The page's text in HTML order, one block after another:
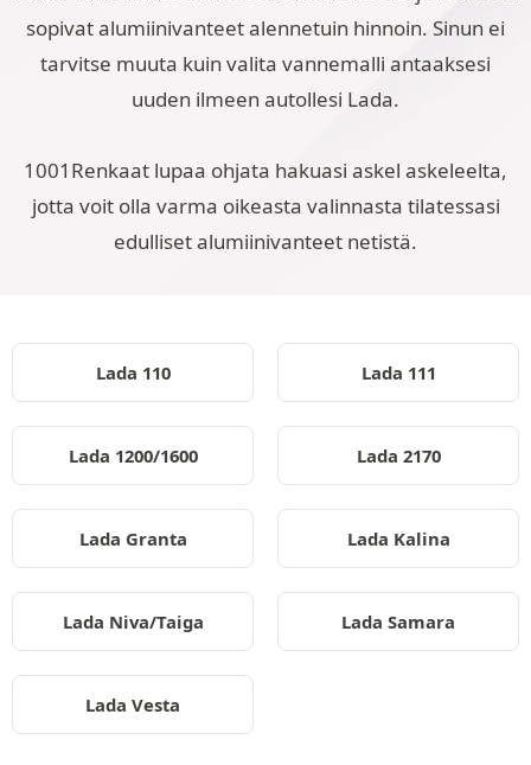
sopivat alumiinivanteet alennetuin hinnoin. Sinun ei
tarvitse muuta kuin valita vannemalli antaaksesi
uuden ilmeen autollesi Lada.
1001Renkaat lupaa ohjata hakuasi askel askeleelta,
jotta voit olla varma oikeasta valinnasta tilatessasi
edulliset alumiinivanteet netistä.
Lada 110 Lada 111
Lada 1200/1600 Lada 2170
Lada Granta Lada Kalina
Lada Niva/Taiga Lada Samara
Lada Vesta